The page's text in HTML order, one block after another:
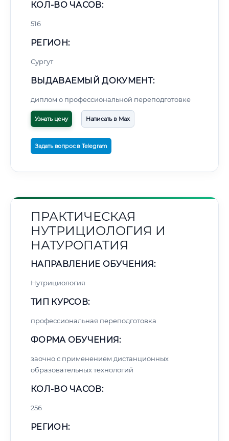
КОЛ-ВО ЧАСОВ:
516
РЕГИОН:
Сургут
ВЫДАВАЕМЫЙ ДОКУМЕНТ:
диплом о профессиональной переподготовке
Узнать цену Написать в Max
Задать вопрос в Telegram
ПРАКТИЧЕСКАЯ
НУТРИЦИОЛОГИЯ И
НАТУРОПАТИЯ
НАПРАВЛЕНИЕ ОБУЧЕНИЯ:
Нутрициология
ТИП КУРСОВ:
профессиональная переподготовка
ФОРМА ОБУЧЕНИЯ:
заочно с применением дистанционных
образовательных технологий
КОЛ-ВО ЧАСОВ:
256
РЕГИОН: